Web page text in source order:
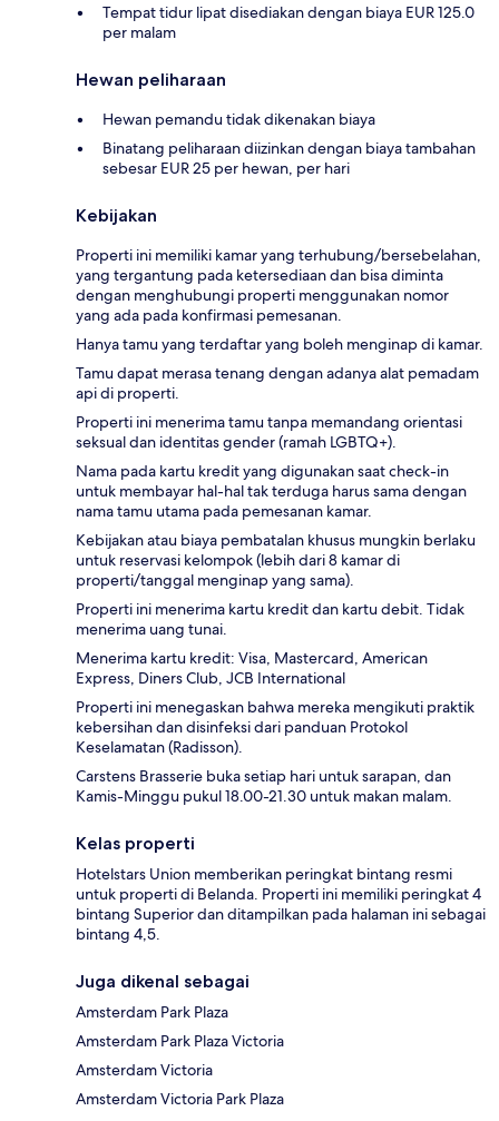
Tempat tidur lipat disediakan dengan biaya EUR 125.0
per malam
Hewan peliharaan
Hewan pemandu tidak dikenakan biaya
Binatang peliharaan diizinkan dengan biaya tambahan
sebesar EUR 25 per hewan, per hari
Kebijakan
Properti ini memiliki kamar yang terhubung/bersebelahan,
yang tergantung pada ketersediaan dan bisa diminta
dengan menghubungi properti menggunakan nomor
yang ada pada konfirmasi pemesanan.
Hanya tamu yang terdaftar yang boleh menginap di kamar.
Tamu dapat merasa tenang dengan adanya alat pemadam
api di properti.
Properti ini menerima tamu tanpa memandang orientasi
seksual dan identitas gender (ramah LGBTQ+).
Nama pada kartu kredit yang digunakan saat check-in
untuk membayar hal-hal tak terduga harus sama dengan
nama tamu utama pada pemesanan kamar.
Kebijakan atau biaya pembatalan khusus mungkin berlaku
untuk reservasi kelompok (lebih dari 8 kamar di
properti/tanggal menginap yang sama).
Properti ini menerima kartu kredit dan kartu debit. Tidak
menerima uang tunai.
Menerima kartu kredit: Visa, Mastercard, American
Express, Diners Club, JCB International
Properti ini menegaskan bahwa mereka mengikuti praktik
kebersihan dan disinfeksi dari panduan Protokol
Keselamatan (Radisson).
Carstens Brasserie buka setiap hari untuk sarapan, dan
Kamis-Minggu pukul 18.00-21.30 untuk makan malam.
Kelas properti
Hotelstars Union memberikan peringkat bintang resmi
untuk properti di Belanda. Properti ini memiliki peringkat 4
bintang Superior dan ditampilkan pada halaman ini sebagai
bintang 4,5.
Juga dikenal sebagai
Amsterdam Park Plaza
Amsterdam Park Plaza Victoria
Amsterdam Victoria
Amsterdam Victoria Park Plaza